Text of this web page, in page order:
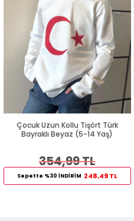
Çocuk Uzun Kollu Tişört Türk
Bayraklı Beyaz (5-14 Yaş)
354,99 TL
Sepette %30 İNDİRİM 248,49 TL